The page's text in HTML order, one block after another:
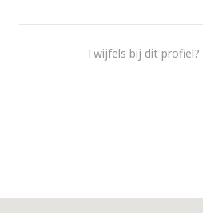
Twijfels bij dit profiel?